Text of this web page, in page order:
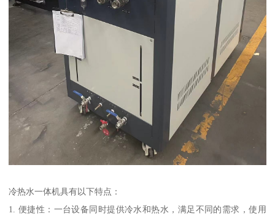
冷热水一体机具有以下特点：
1. 便捷性：一台设备同时提供冷水和热水，满足不同的需求，使用